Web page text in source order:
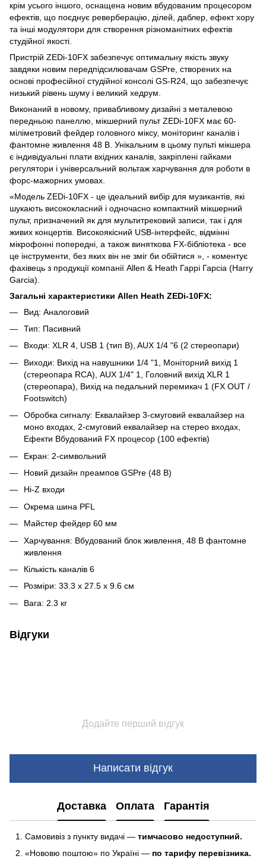
крім усього іншого, оснащена новим вбудованим процесором
ефектів, що поєднує реверберацію, ділей, даблер, ефект хору
та інші модулятори для створення різноманітних ефектів
студійної якості.
Пристрій ZEDi-10FX забезпечує оптимальну якість звуку
завдяки новим передпідсилювачам GSPre, створених на
основі професійної студійної консолі GS-R24, що забезпечує
низький рівень шуму і великий хедрум.
Виконаний в новому, привабливому дизайні з металевою
передньою панеллю, мікшерний пульт ZEDi-10FX має 60-
міліметровий фейдер головного міксу, моніторинг каналів і
фантомне живлення 48 В. Унікальним в цьому пульті мікшера
є індивідуальні плати вхідних каналів, закріплені гайками
регулятори і універсальний вольтаж харчування для роботи в
форс-мажорних умовах.
«Модель ZEDi-10FX - це ідеальний вибір для музикантів, які
шукають висококласний і одночасно компактний мікшерний
пульт, призначений як для мультитрековий записи, так і для
живих концертів. Високоякісний USB-інтерфейс, відмінні
мікрофонні попередні, а також виняткова FX-бібліотека - все
це інструменти, без яких він не зміг би обійтися », - коментує
фахівець з продукції компанії Allen & Heath Гаррі Гарсіа (Harry
Garcia).
Загальні характеристики Allen Heath ZEDi-10FX:
Вид: Аналоговий
Тип: Пасивний
Входи: XLR 4, USB 1 (тип B), AUX 1/4 "6 (2 стереопари)
Виходи: Вихід на навушники 1/4 "1, Моніторний вихід 1
(стереопара RCA), AUX 1/4" 1, Головний вихід XLR 1
(стереопара), Вихід на педальний перемикач 1 (FX OUT /
Footswitch)
Обробка сигналу: Еквалайзер 3-смуговий еквалайзер на
моно входах, 2-смуговий еквалайзер на стерео входах,
Ефекти Вбудований FX процесор (100 ефектів)
Екран: 2-символьний
Новий дизайн преампов GSPre (48 В)
Hi-Z входи
Окрема шина PFL
Майстер фейдер 60 мм
Харчування: Вбудований блок живлення, 48 В фантомне
живлення
Кількість каналів 6
Розміри: 33.3 х 27.5 х 9.6 см
Вага: 2.3 кг
Відгуки
Додайте перший відгук
Написати відгук
Доставка Оплата Гарантія
Самовивіз з пункту видачі — тимчасово недоступний.
«Нововю поштою» по Україні — по тарифу перевізника.